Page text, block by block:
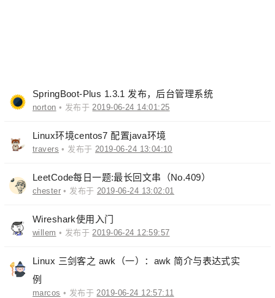
SpringBoot-Plus 1.3.1 发布，后台管理系统
norton • 发布于2019-06-24 14:01:25
Linux环境centos7 配置java环境
travers • 发布于 2019-06-24 13:04:10
LeetCode每日一题:最长回文串（No.409）
chester • 发布于 2019-06-24 13:02:01
Wireshark使用入门
willem • 发布于2019-06-24 12:59:57
Linux 三剑客之 awk（一）：awk 简介与表达式实
例
marcos • 发布于2019-06-24 12:57:11